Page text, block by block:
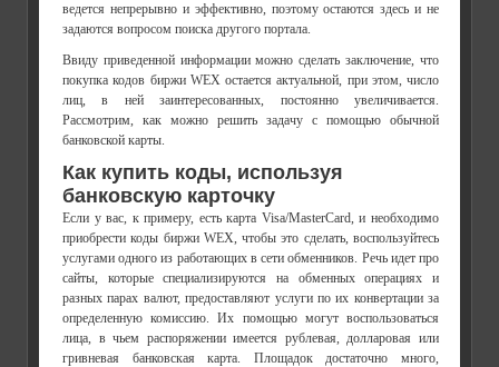
ведется непрерывно и эффективно, поэтому остаются здесь и не
задаются вопросом поиска другого портала.
Ввиду приведенной информации можно сделать заключение, что
покупка кодов биржи WEX остается актуальной, при этом, число
лиц, в ней заинтересованных, постоянно увеличивается.
Рассмотрим, как можно решить задачу с помощью обычной
банковской карты.
Как купить коды, используя
банковскую карточку
Если у вас, к примеру, есть карта Visa/MasterCard, и необходимо
приобрести коды биржи WEX, чтобы это сделать, воспользуйтесь
услугами одного из работающих в сети обменников. Речь идет про
сайты, которые специализируются на обменных операциях и
разных парах валют, предоставляют услуги по их конвертации за
определенную комиссию. Их помощью могут воспользоваться
лица, в чьем распоряжении имеется рублевая, долларовая или
гривневая банковская карта. Площадок достаточно много,